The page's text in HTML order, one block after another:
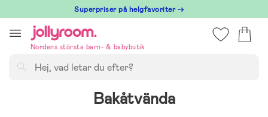
till
innehållet
Superpriser på helgfavoriter →
Nordens största barn- & babybutik
Bakåtvända